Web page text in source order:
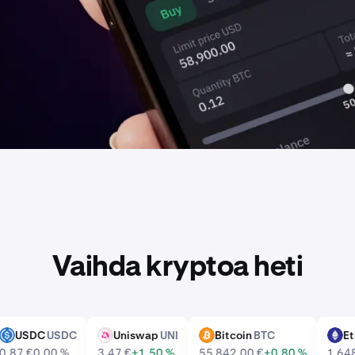
Vaihda kryptoa heti
USDC USDCUSDC
UNI UniswapUNI
BTC BitcoinBTC
ETH